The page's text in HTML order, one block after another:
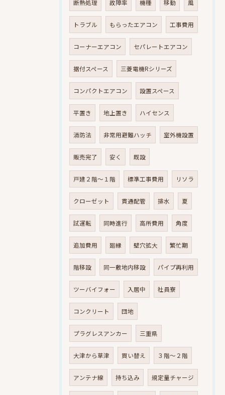
断熱処理 故障率 機種 移動 風
トラブル もらったエアコン 工事費用
コーナーエアコン セパレートエアコン
据付スペース 三菱電機Rシリーズ
コンパクトエアコン 設置スペース
平置き 地上置き ハイセンス
消防法 非常用避難ハッチ 室外機設置
販売完了 安く 既設
戸建２階～１階 標準工事費用 リソラ
クローゼット 貫通配管 排水 夏
試運転 同時進行 高所費用 角度
追加費用 廻縁 壁穴拡大 繁忙期
階移設 同一敷地内移設 パイプ再利用
ツーバイフォー 入居中 社員寮
コンクリート 団地
プラグレスアンカー 三重県
大津から草津 買い替え ３階～２階
アンテナ線 持ち込み 規定量チャージ